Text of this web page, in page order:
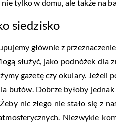
tylko w domu, ale także na
siedzisko
głównie z
służyć, jako podnóżek dla
gazetę czy okulary. Jeżeli
butów. Dobrze byłoby
Żeby nic złego nie stało się z
Niezwykle